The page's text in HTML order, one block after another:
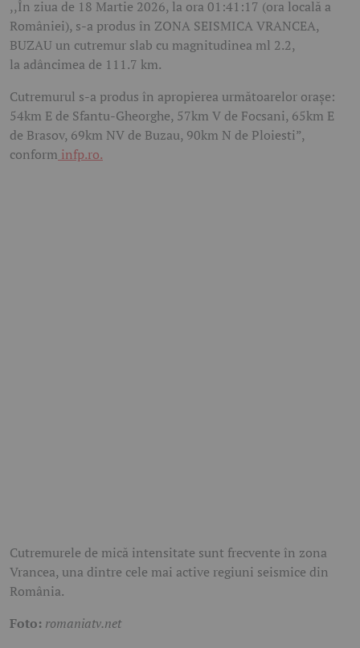
,,În ziua de 18 Martie 2026, la ora 01:41:17 (ora locală a
României), s-a produs în ZONA SEISMICA VRANCEA,
BUZAU un cutremur slab cu magnitudinea ml 2.2,
la adâncimea de 111.7 km.
Cutremurul s-a produs în apropierea următoarelor oraşe:
54km E de Sfantu-Gheorghe, 57km V de Focsani, 65km E
de Brasov, 69km NV de Buzau, 90km N de Ploiesti”,
conform infp.ro.
Cutremurele de mică intensitate sunt frecvente în zona
Vrancea, una dintre cele mai active regiuni seismice din
România.
Foto: romaniatv.net